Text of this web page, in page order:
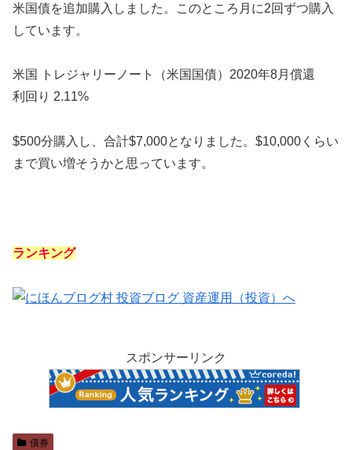
米国債を追加購入しました。このところ月に2回ずつ購入
しています。
米国 トレジャリーノート（米国国債）2020年8月償還
利回り 2.11%
$500分購入し、合計$7,000となりました。$10,000くらい
まで買い増そうかと思っています。
ランキング
スポンサーリンク
債券